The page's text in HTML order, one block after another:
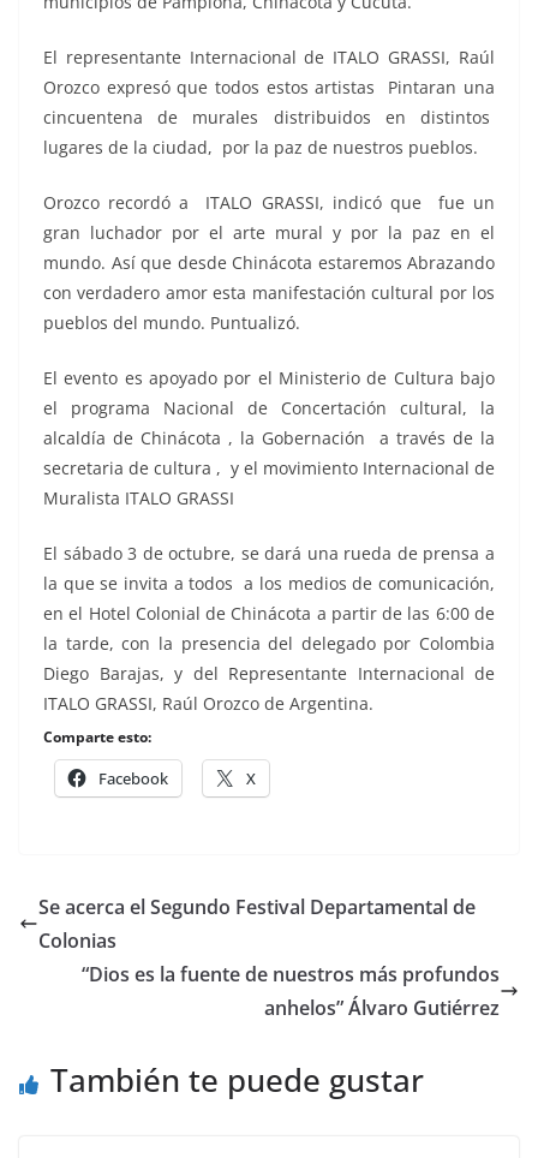
El representante Internacional de ITALO GRASSI, Raúl
Orozco expresó que todos estos artistas Pintaran una
cincuentena de murales distribuidos en distintos
lugares de la ciudad, por la paz de nuestros pueblos.
Orozco recordó a ITALO GRASSI, indicó que fue un
gran luchador por el arte mural y por la paz en el
mundo. Así que desde Chinácota estaremos Abrazando
con verdadero amor esta manifestación cultural por los
pueblos del mundo. Puntualizó.
El evento es apoyado por el Ministerio de Cultura bajo
el programa Nacional de Concertación cultural, la
alcaldía de Chinácota , la Gobernación a través de la
secretaria de cultura , y el movimiento Internacional de
Muralista ITALO GRASSI
El sábado 3 de octubre, se dará una rueda de prensa a
la que se invita a todos a los medios de comunicación,
en el Hotel Colonial de Chinácota a partir de las 6:00 de
la tarde, con la presencia del delegado por Colombia
Diego Barajas, y del Representante Internacional de
ITALO GRASSI, Raúl Orozco de Argentina.
Comparte esto:
Facebook X
Se acerca el Segundo Festival Departamental de
Colonias
“Dios es la fuente de nuestros más profundos
anhelos” Álvaro Gutiérrez
También te puede gustar